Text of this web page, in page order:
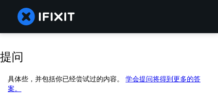
提问
具体些，并包括你已经尝试过的内容。 学会提问将得到更多的答
案。